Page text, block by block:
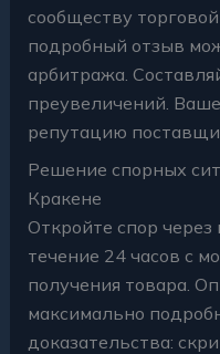
сообществу
подробный отзыв
арбитража.
преувеличений.
репутацию
Решение спорных
Кракене
Откройте спор
течение 24 часов с
получения товара.
максимально
доказательства: